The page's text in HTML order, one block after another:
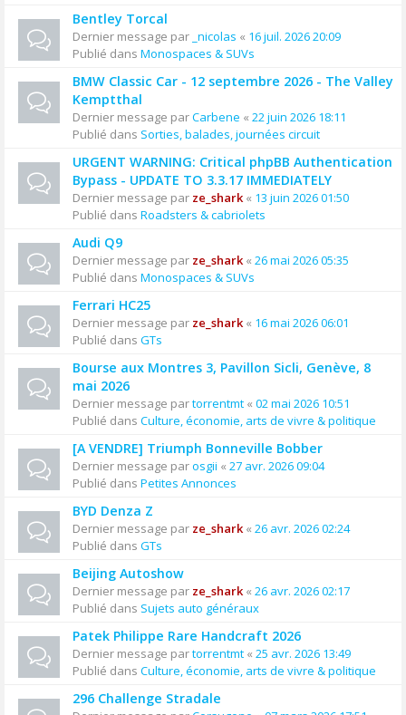
Bentley Torcal
Dernier message par _nicolas « 16 juil. 2026 20:09
Publié dans Monospaces & SUVs
BMW Classic Car - 12 septembre 2026 - The Valley
Kemptthal
Dernier message parCarbene « 22 juin 2026 18:11
Publié dans Sorties, balades, journées circuit
URGENT WARNING: Critical phpBB Authentication
Bypass - UPDATE TO 3.3.17 IMMEDIATELY
Dernier message par ze_shark« 13 juin 2026 01:50
Publié dans Roadsters & cabriolets
Audi Q9
Dernier message par ze_shark« 26 mai 2026 05:35
Publié dans Monospaces & SUVs
Ferrari HC25
Dernier message par ze_shark« 16 mai 2026 06:01
Publié dans GTs
Bourse aux Montres 3, Pavillon Sicli, Genève, 8
mai 2026
Dernier message partorrentmt « 02 mai 2026 10:51
Publié dans Culture, économie, arts de vivre & politique
[A VENDRE] Triumph Bonneville Bobber
Dernier message parosgii « 27 avr. 2026 09:04
Publié dans Petites Annonces
BYD Denza Z
Dernier message par ze_shark« 26 avr. 2026 02:24
Publié dans GTs
Beijing Autoshow
Dernier message par ze_shark« 26 avr. 2026 02:17
Publié dans Sujets auto généraux
Patek Philippe Rare Handcraft 2026
Dernier message partorrentmt « 25 avr. 2026 13:49
Publié dans Culture, économie, arts de vivre & politique
296 Challenge Stradale